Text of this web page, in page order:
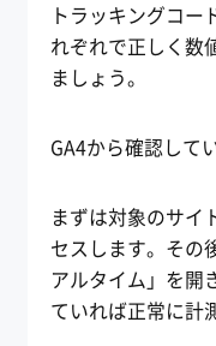
トラッキングコー
れぞれで正しく数
ましょう。
GA4から確認して
まずは対象のサイ
セスします。その
アルタイム」を開
ていれば正常に計